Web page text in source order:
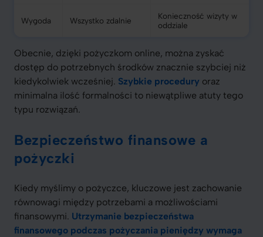
Wygoda Wszystko zdalnie
Konieczność wizyty w
oddziale
Obecnie, dzięki pożyczkom online, można zyskać
dostęp do potrzebnych środków znacznie szybciej niż
kiedykolwiek wcześniej. Szybkie procedury oraz
minimalna ilość formalności to niewątpliwe atuty tego
typu rozwiązań.
Bezpieczeństwo finansowe a
pożyczki
Kiedy myślimy o pożyczce, kluczowe jest zachowanie
równowagi między potrzebami a możliwościami
finansowymi. Utrzymanie bezpieczeństwa
finansowego podczas pożyczania pieniędzy wymaga